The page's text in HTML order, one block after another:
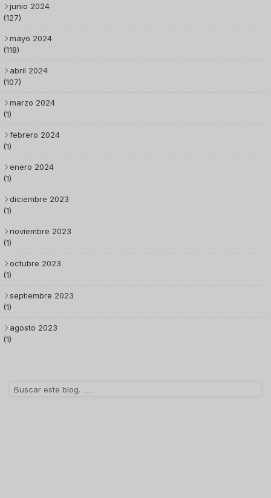
junio 2024
(127)
mayo 2024
(118)
abril 2024
(107)
marzo 2024
(1)
febrero 2024
(1)
enero 2024
(1)
diciembre 2023
(1)
noviembre 2023
(1)
octubre 2023
(1)
septiembre 2023
(1)
agosto 2023
(1)